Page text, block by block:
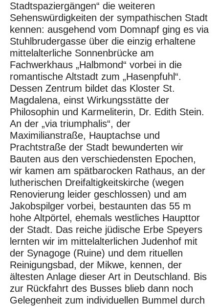
Stadtspaziergängen“ die weiteren
Sehenswürdigkeiten der sympathischen Stadt
kennen: ausgehend vom Domnapf ging es via
Stuhlbrudergasse über die einzig erhaltene
mittelalterliche Sonnenbrücke am
Fachwerkhaus „Halbmond“ vorbei in die
romantische Altstadt zum „Hasenpfuhl“.
Dessen Zentrum bildet das Kloster St.
Magdalena, einst Wirkungsstätte der
Philosophin und Karmeliterin, Dr. Edith Stein.
An der „via triumphalis“, der
Maximilianstraße, Hauptachse und
Prachtstraße der Stadt bewunderten wir
Bauten aus den verschiedensten Epochen,
wir kamen am spätbarocken Rathaus, an der
lutherischen Dreifaltigkeitskirche (wegen
Renovierung leider geschlossen) und am
Jakobspilger vorbei, bestaunten das 55 m
hohe Altpörtel, ehemals westliches Haupttor
der Stadt. Das reiche jüdische Erbe Speyers
lernten wir im mittelalterlichen Judenhof mit
der Synagoge (Ruine) und dem rituellen
Reinigungsbad, der Mikwe, kennen, der
ältesten Anlage dieser Art in Deutschland. Bis
zur Rückfahrt des Busses blieb dann noch
Gelegenheit zum individuellen Bummel durch